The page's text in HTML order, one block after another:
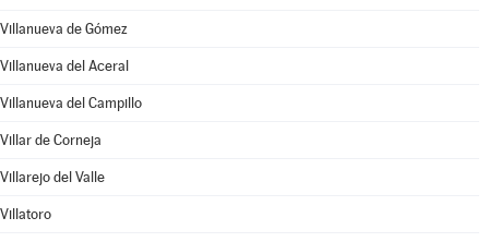
Villanueva de Gómez
Villanueva del Aceral
Villanueva del Campillo
Villar de Corneja
Villarejo del Valle
Villatoro